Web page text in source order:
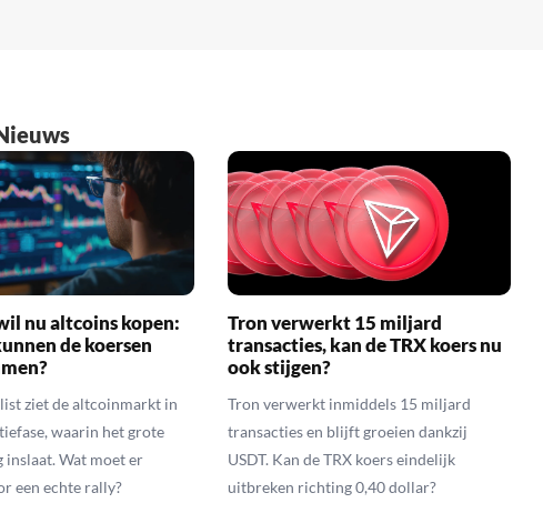
nu altcoins kopen:
de koersen
ziet de altcoinmarkt in
waarin het grote
inslaat. Wat moet er
een echte rally?
Tron verwerkt 15 miljard
transacties, kan de TRX koers nu
ook stijgen?
Tron verwerkt inmiddels 15 miljard
transacties en blijft groeien dankzij
USDT. Kan de TRX koers eindelijk
uitbreken richting 0,40 dollar?